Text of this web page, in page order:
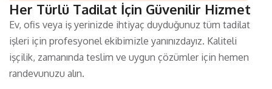
Her Türlü Tadilat İçin Güvenilir Hizmet
Ev, ofis veya iş yerinizde ihtiyaç duyduğunuz tüm tadilat
işleri için profesyonel ekibimizle yanınızdayız. Kaliteli
işçilik, zamanında teslim ve uygun çözümler için hemen
randevunuzu alın.